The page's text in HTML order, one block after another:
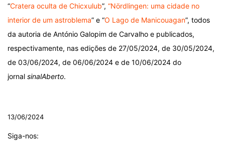
“Cratera oculta de Chicxulub”, “Nördlingen: uma cidade no
interior de um astroblema” e “O Lago de Manicouagan”, todos
da autoria de António Galopim de Carvalho e publicados,
respectivamente, nas edições de 27/05/2024, de 30/05/2024,
de 03/06/2024, de 06/06/2024 e de 10/06/2024 do
jornal sinalAberto.
13/06/2024
Siga-nos: